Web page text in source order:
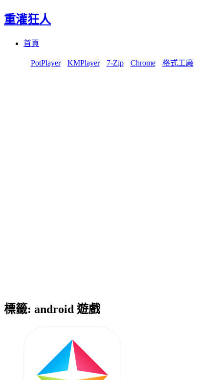
重灌狂人
首頁
PotPlayer KMPlayer 7-Zip Chrome 格式工廠
標籤: android 遊戲